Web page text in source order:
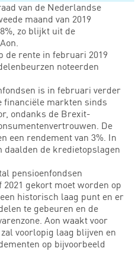
van de Nederlandse
maand van 2019
zo blijkt uit de
de rente in februari 2019
noteerden
is in februari verder
financiële markten sinds
ondanks de Brexit-
De
een rendement van 3%. In
daalden de kredietopslagen
pensioenfondsen
2021 gekort moet worden op
historisch laag punt en er
te gebeuren en de
Aon waakt voor
voorlopig laag blijven en
op bijvoorbeeld